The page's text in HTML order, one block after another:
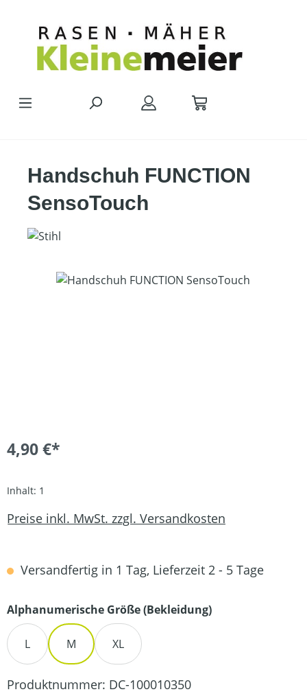
Handschuh FUNCTION
SensoTouch
Bildergalerie überspringen
4,90 €*
Inhalt: 1
Preise inkl. MwSt. zzgl. Versandkosten
Versandfertig in 1 Tag, Lieferzeit 2 - 5 Tage
Alphanumerische Größe (Bekleidung)auswählen
L M XL
Produktnummer: DC-100010350